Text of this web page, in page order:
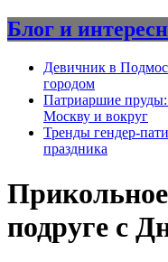
Блог и
Девичник в
городом
Патриаршие пруды:
Москву и вокруг
Тренды гендер-
праздника
подруге с